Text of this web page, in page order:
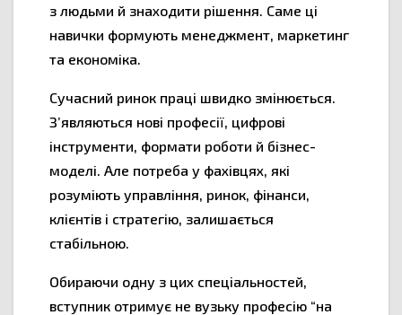
з людьми й знаходити рішення. Саме ці
навички формують менеджмент, маркетинг
та економіка.
Сучасний ринок праці швидко змінюється.
З’являються нові професії, цифрові
інструменти, формати роботи й бізнес-
моделі. Але потреба у фахівцях, які
розуміють управління, ринок, фінанси,
клієнтів і стратегію, залишається
стабільною.
Обираючи одну з цих спеціальностей,
вступник отримує не вузьку професію “на